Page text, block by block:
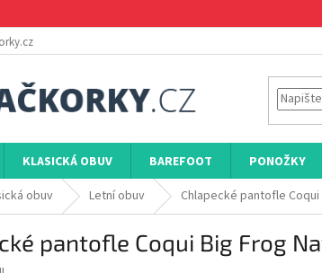
KLASICKÁ OBUV BAREFOOT PONOŽKY
obuv Letní obuv Chlapecké pantofle
pantofle Coqui Big Frog